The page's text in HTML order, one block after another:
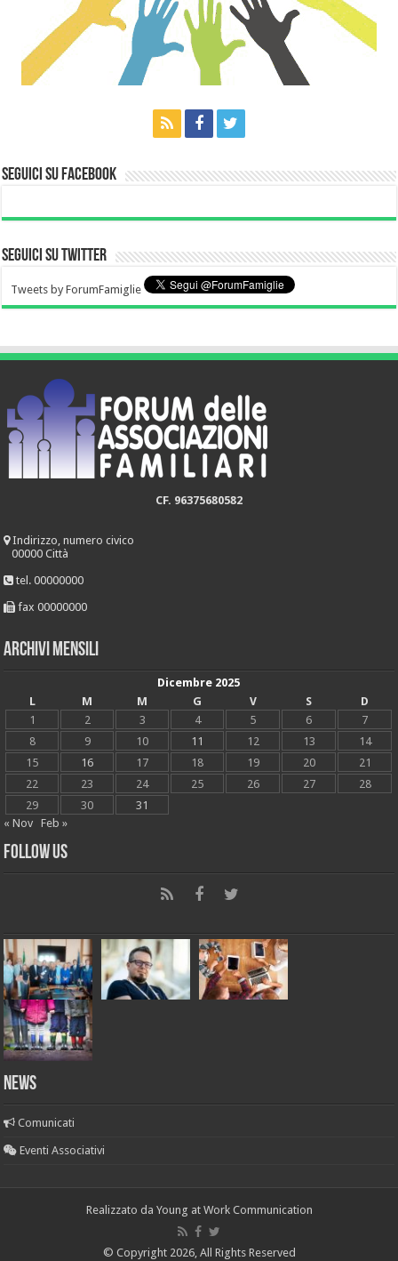
Seguici su Facebook
Seguici su Twitter
Tweets by ForumFamiglie
CF. 96375680582
Indirizzo, numero civico
00000 Città
tel. 00000000
fax 00000000
Archivi mensili
Dicembre 2025
L
M M G V S
D
1
2 3 4 5 6
7
8
9 10 11 12 13
14
15
16 17 18 19 20
21
22
23 24 25 26 27
28
29
30
31
« Nov
Feb »
Follow Us
News
Comunicati
Eventi Associativi
Realizzato da Young at Work Communication
© Copyright 2026, All Rights Reserved